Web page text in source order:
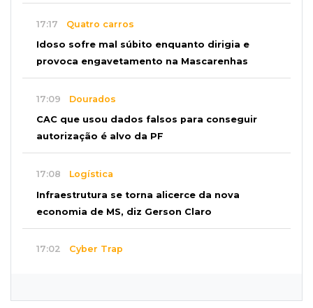
17:17 Quatro carros
Idoso sofre mal súbito enquanto dirigia e
provoca engavetamento na Mascarenhas
17:09 Dourados
CAC que usou dados falsos para conseguir
autorização é alvo da PF
17:08 Logística
Infraestrutura se torna alicerce da nova
economia de MS, diz Gerson Claro
17:02 Cyber Trap